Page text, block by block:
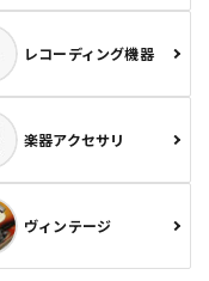
レコーディング機器
楽器アクセサリ
ヴィンテージ